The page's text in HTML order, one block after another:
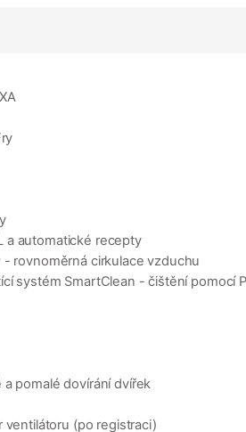
a automatické recepty
rovnoměrná cirkulace vzduchu
systém SmartClean - čištění pomocí
pomalé dovírání dvířek
ventilátoru (po registraci)